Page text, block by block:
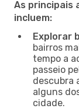
As principais
incluem:
Explorar
bairros
tempo a
passeio
descubra
alguns
cidade.